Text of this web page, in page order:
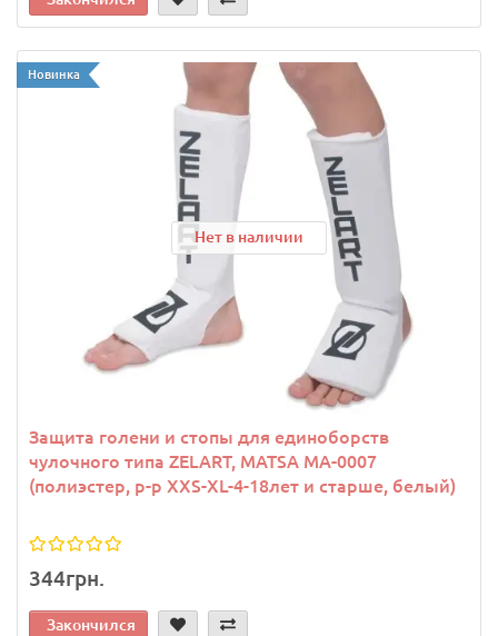
Новинка
Нет в наличии
Защита голени и стопы для единоборств
чулочного типа ZELART, MATSA MA-0007
(полиэстер, р-р XXS-XL-4-18лет и старше, белый)
344грн.
Закончился